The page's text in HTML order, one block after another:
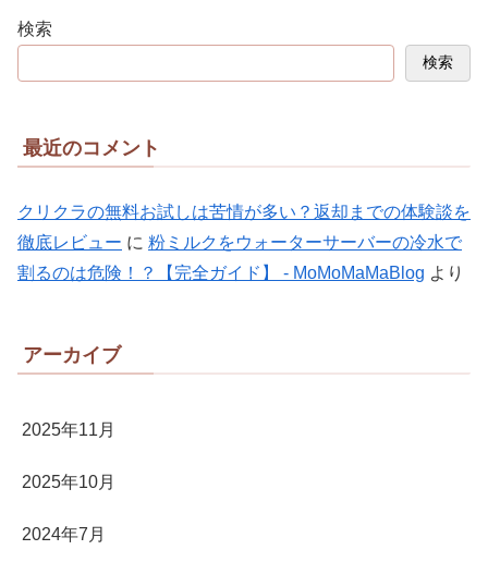
検索
検索
最近のコメント
クリクラの無料お試しは苦情が多い？返却までの体験談を
徹底レビュー に 粉ミルクをウォーターサーバーの冷水で
割るのは危険！？【完全ガイド】 - MoMoMaMaBlog より
アーカイブ
2025年11月
2025年10月
2024年7月